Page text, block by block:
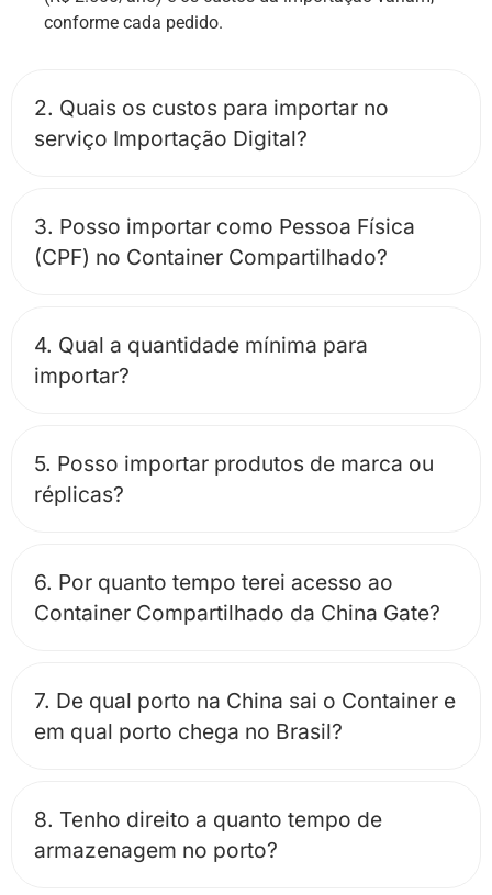
conforme cada pedido.
2. Quais os custos para importar no
serviço Importação Digital?
3. Posso importar como Pessoa Física
(CPF) no Container Compartilhado?
4. Qual a quantidade mínima para
importar?​
5. Posso importar produtos de marca ou
réplicas?
6. Por quanto tempo terei acesso ao
Container Compartilhado da China Gate?
7. De qual porto na China sai o Container e
em qual porto chega no Brasil?
8. Tenho direito a quanto tempo de
armazenagem no porto?